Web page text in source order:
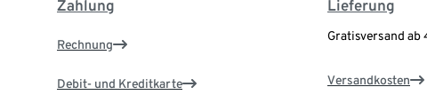
Zahlung
Rechnung
Debit- und Kreditkarte
Lieferung
Gratisversand ab
Versandkosten